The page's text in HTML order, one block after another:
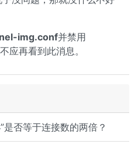
否等于连接数的两倍？
img.conf并禁用
应再看到此消息。